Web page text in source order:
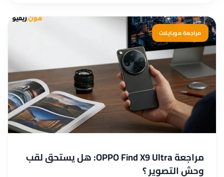
17
ULTRA
LEICA
EDITION
كاميرا
LEICA
كاملة
في
هاتف
مراجعة موبايلات
مراجعة OPPO Find X9 Ultra: هل يستحق لقب
وحش التصوير ؟